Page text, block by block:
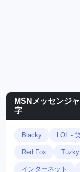
MSNメッセンジ
字
Blacky LOL -
Red Fox Tuzky
インターネット